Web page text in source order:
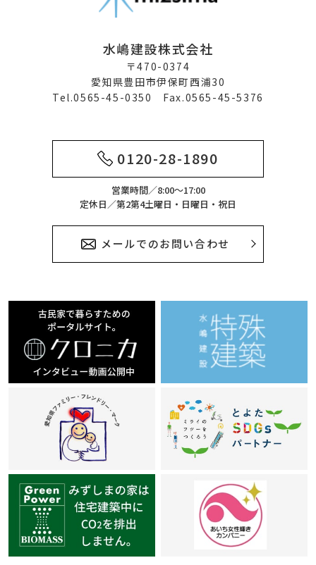
水嶋建設株式会社
〒470-0374
愛知県豊田市伊保町西浦30
Tel.0565-45-0350 Fax.0565-45-5376
0120-28-1890
営業時間／8:00～17:00
定休日／第2第4土曜日・日曜日・祝日
メールでのお問い合わせ